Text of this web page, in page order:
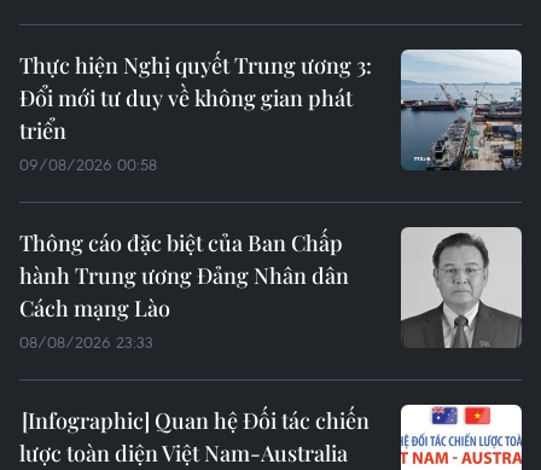
Thực hiện Nghị quyết Trung ương 3:
Đổi mới tư duy về không gian phát
triển
09/08/2026 00:58
Thông cáo đặc biệt của Ban Chấp
hành Trung ương Đảng Nhân dân
Cách mạng Lào
08/08/2026 23:33
Quan hệ Đối tác chiến
lược toàn diện Việt Nam-Australia